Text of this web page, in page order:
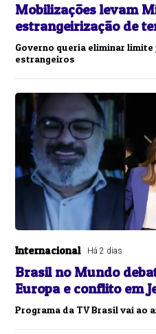
Mobilizações levam
estrangeirização de
Governo queria eliminar
estrangeiros
Internacional Há 2 dias
Brasil no Mundo
Europa e conflito em
Programa da TV Brasil vai ao